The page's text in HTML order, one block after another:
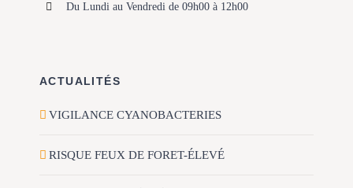
Du Lundi au Vendredi de 09h00 à 12h00
ACTUALITÉS
VIGILANCE CYANOBACTERIES
RISQUE FEUX DE FORET-ÉLEVÉ